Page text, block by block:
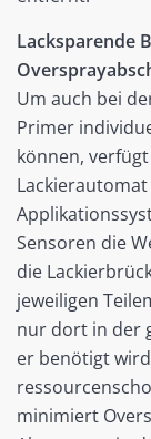
Lacksparende
Um auch bei
Primer
können,
Sensoren die
die
jeweiligen
nur dort in der
er benötigt
minimiert